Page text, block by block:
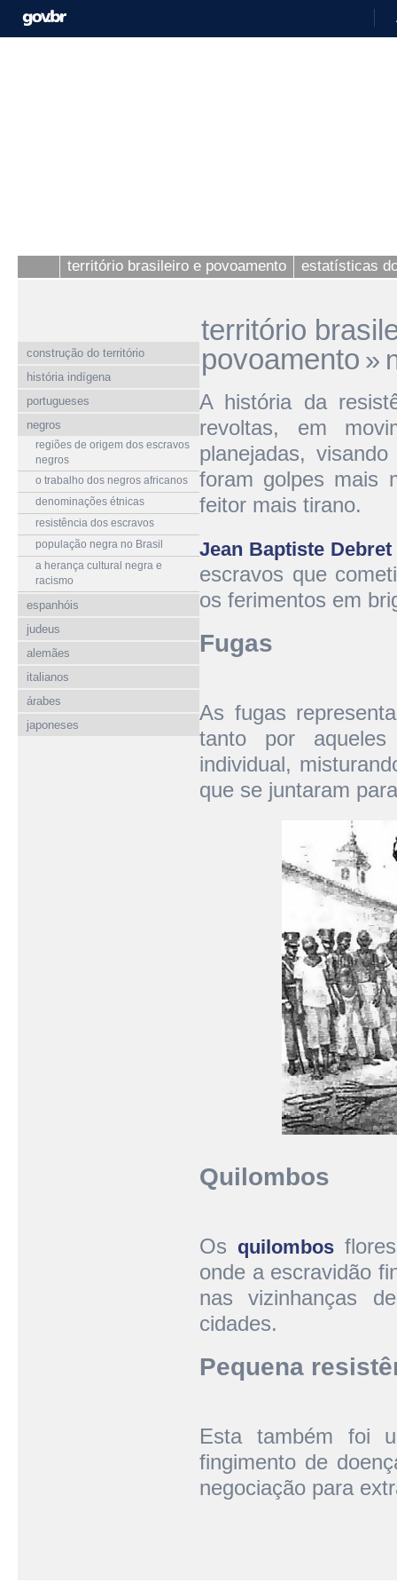
território brasileiro e povoamento estatísticas
construção do território
história indígena
portugueses
negros
regiões de origem dos escravos
negros
o trabalho dos negros africanos
denominações étnicas
resistência dos escravos
população negra no Brasil
a herança cultural negra e
racismo
espanhóis
judeus
alemães
italianos
árabes
japoneses
território
povoamento »
A história da
revoltas, em
planejadas,
foram golpes mais
feitor mais tirano.
Jean Baptiste Debret
escravos que
os ferimentos em
Fugas
As fugas
tanto por
individual,
que se juntaram
Quilombos
Os quilombos
onde a escravidão
nas vizinhanças
cidades.
Pequena
Esta também foi
fingimento de
negociação para